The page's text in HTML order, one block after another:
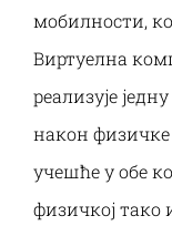
мобилности,
Виртуелна
реализује
након физичке
учешће у обе
физичкој тако